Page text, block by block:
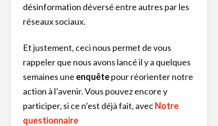
désinformation déversé entre autres par les
réseaux sociaux.
Et justement, ceci nous permet de vous
rappeler que nous avons lancé il y a quelques
semaines une enquêtepour réorienter notre
action à l’avenir. Vous pouvez encore y
participer, si ce n’est déjà fait, avecNotre
questionnaire